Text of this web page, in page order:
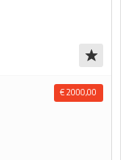
€ 2000,00